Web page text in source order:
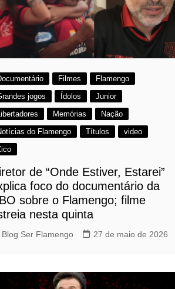
Filmes
Flamengo
jogos
Ídolos
Junior
Memórias
Nação
do Flamengo
Títulos
video
de “Onde Estiver, Estarei”
foco do documentário da
sobre o Flamengo; filme
nesta quinta
Blog Ser Flamengo 27 de maio de 2026